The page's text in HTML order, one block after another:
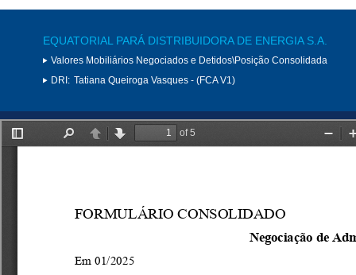
EQUATORIAL PARÁ DISTRIBUIDORA DE ENERGIA S.A.
Valores Mobiliários Negociados e Detidos\Posição Consolidada
DRI: Tatiana Queiroga Vasques - (FCA V1)